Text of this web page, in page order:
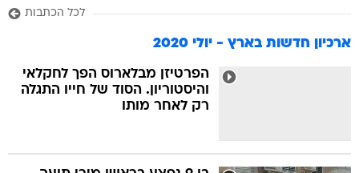
לכל הכתבות
ארכיון חדשות בארץ - יולי 2020
הפרטיזן מבלארוס הפך לחקלאי
והיסטוריון. הסוד של חייו התגלה
רק לאחר מותו